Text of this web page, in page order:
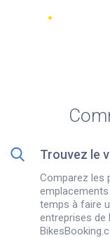
Trouvez le
Comparez les
temps à faire
entreprises de